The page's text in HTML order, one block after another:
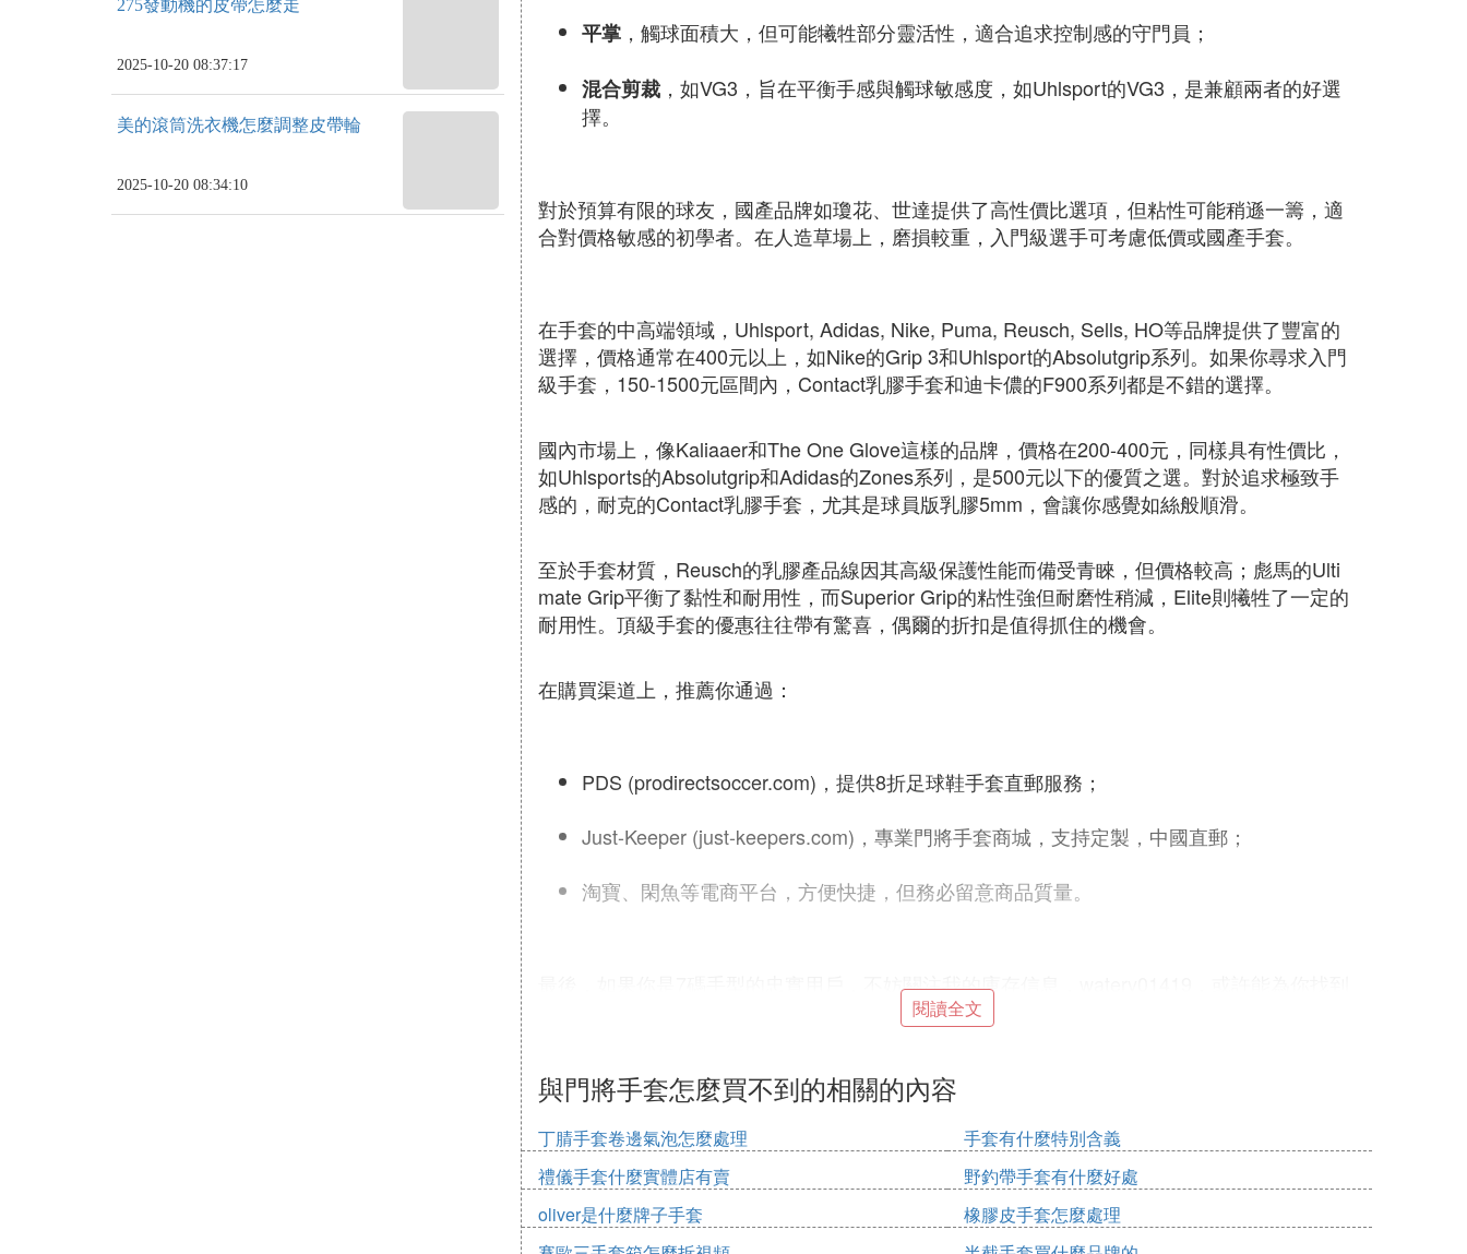
275發動機的皮帶怎麼走
2025-10-20 08:37:17
美的滾筒洗衣機怎麼調整皮帶輪
2025-10-20 08:34:10
平掌 ，觸球面積大，但可能犧牲部分靈活性，適合追求控制感的守門員；
混合剪裁 ，如VG3，旨在平衡手感與觸球敏感度，如Uhlsport的VG3，是兼顧兩者的好選
擇。
對於預算有限的球友，國產品牌如瓊花、世達提供了高性價比選項，但粘性可能稍遜一籌，適
合對價格敏感的初學者。在人造草場上，磨損較重，入門級選手可考慮低價或國產手套。
在手套的中高端領域，Uhlsport, Adidas, Nike, Puma, Reusch, Sells, HO等品牌提供了豐富的
選擇，價格通常在400元以上，如Nike的Grip 3和Uhlsport的Absolutgrip系列。如果你尋求入門
級手套，150-1500元區間內，Contact乳膠手套和迪卡儂的F900系列都是不錯的選擇。
國內市場上，像Kaliaaer和The One Glove這樣的品牌，價格在200-400元，同樣具有性價比，
如Uhlsports的Absolutgrip和Adidas的Zones系列，是500元以下的優質之選。對於追求極致手
感的，耐克的Contact乳膠手套，尤其是球員版乳膠5mm，會讓你感覺如絲般順滑。
至於手套材質，Reusch的乳膠產品線因其高級保護性能而備受青睞，但價格較高；彪馬的Ulti
mate Grip平衡了黏性和耐用性，而Superior Grip的粘性強但耐磨性稍減，Elite則犧牲了一定的
耐用性。頂級手套的優惠往往帶有驚喜，偶爾的折扣是值得抓住的機會。
在購買渠道上，推薦你通過：
PDS (prodirectsoccer.com)，提供8折足球鞋手套直郵服務；
Just-Keeper (just-keepers.com)，專業門將手套商城，支持定製，中國直郵；
淘寶、閑魚等電商平台，方便快捷，但務必留意商品質量。
最後，如果你是7碼手型的忠實用戶，不妨關注我的庫存信息，watery01419，或許能為你找到
在門將手套的選擇上，NIKE是一個不錯的選擇。這款品牌以其專業性和舒適性著稱，專為守門
員設計的手套能夠提供出色的抓握力和靈活性。NIKE的門將手套採用了優質的材料，確保在各
種天氣條件下都能保持良好的性能。手套的觸感設計有助於守門員精準地控制球，並提供必要
的保護，以防止受傷。此外，NIKE的手套還配備了可調節的腕帶，能夠適應不同尺寸的手腕，
確保最佳的貼合度。
閱讀全文
與門將手套怎麼買不到的相關的內容
丁腈手套卷邊氣泡怎麼處理
手套有什麼特別含義
禮儀手套什麼實體店有賣
野釣帶手套有什麼好處
oliver是什麼牌子手套
橡膠皮手套怎麼處理